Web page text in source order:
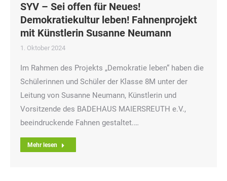
SYV – Sei offen für Neues!
Demokratiekultur leben! Fahnenprojekt
mit Künstlerin Susanne Neumann
1. Oktober 2024
Im Rahmen des Projekts „Demokratie leben“ haben die
Schülerinnen und Schüler der Klasse 8M unter der
Leitung von Susanne Neumann, Künstlerin und
Vorsitzende des BADEHAUS MAIERSREUTH e.V.,
beeindruckende Fahnen gestaltet.…
Mehr lesen